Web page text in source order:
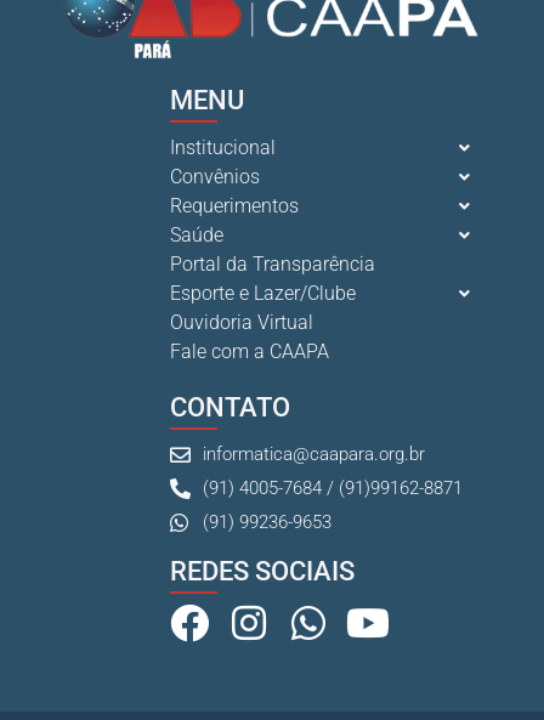
MENU
Institucional
Convênios
Requerimentos
Saúde
Portal da Transparência
Esporte e Lazer/Clube
Ouvidoria Virtual
Fale com a CAAPA
CONTATO
informatica@caapara.org.br
(91) 4005-7684 / (91)99162-8871
(91) 99236-9653
REDES SOCIAIS